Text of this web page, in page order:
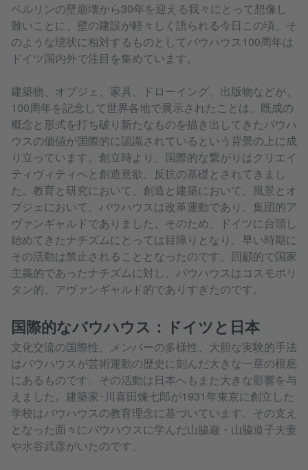
ベルリンの壁崩壊から30年を迎える我々にとって想像し
難いことに、壁の建設が軽々しく語られる今日この頃、そ
のような現状に相対するものとしてバウハウス100周年は
ドイツ国内外で注目を集めています。
建築物、オブジェ、家具、ドローイング、出版物などが、
100周年を記念して世界各地で展示されたことは、既成の
概念と形式を打ち破り新たなものを描き出してきたバウハ
ウスの価値が国際的に認識されているという背景の上に成
り立っています。創立時より、国際的な繋がりはクリエイ
ティヴィティへと創造意欲、反抗の基礎とされてきまし
た。教育と研究において、創造と建築において、風景とオ
ブジェにおいて、バウハウスは改革運動であり、集団的ア
ヴァンギャルドでありました。そのため、ドイツに台頭し
始めてきたナチズムにとっては目障りとなり、早い時期に
その活動は禁止されることとなったのです。回顧的で国家
主義的であったナチズムに対し、バウハウスはコスモポリ
タン的、アヴァンギャルド的でありすぎたのです。
国際的なバウハウス：ドイツと日本
文化交流の国際性、メンバーの多様性、大胆な実験的手法
はバウハウスが芸術運動の歴史に刻んだ大きな一章の根底
にあるものです。その活動は日本へもまた大きな影響を与
えました。建築家･川喜田煉七郎が1931年東京に創立した
学校はバウハウスの教育理念に基づいています。その支え
となった面々にバウハウスに学んだ山脇巌・山脇道子夫妻
や水谷武彦がいたのです。